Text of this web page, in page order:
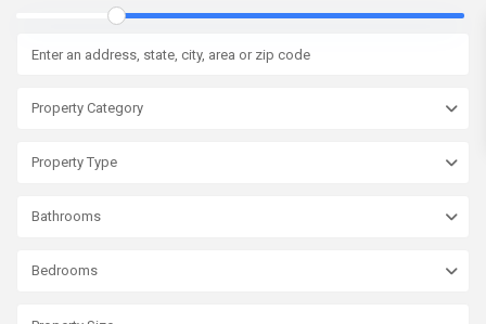
Property Category
Property Type
Bathrooms
Bedrooms